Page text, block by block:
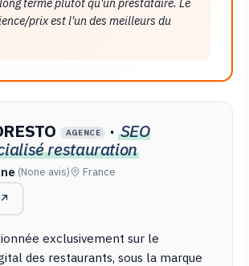
prix est l'un des meilleurs du
AGENCE ·SEO
restauration
(None avis) France
exclusivement sur le
des restaurants, sous la marque